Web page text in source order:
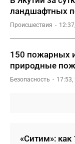
ландшафтных
Происшествия
150 пожарных
природные
Безопасность
«Ситим»: